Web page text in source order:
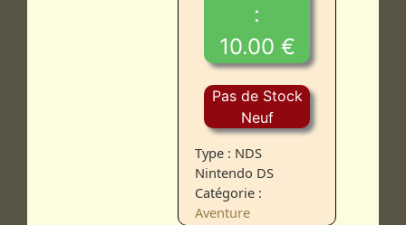
:
10.00 €
Pas de Stock
Neuf
Type : NDS
Nintendo DS
Catégorie :
Aventure